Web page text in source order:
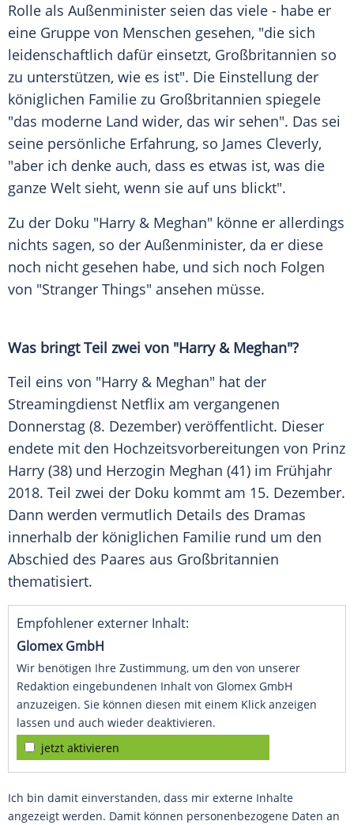
Rolle als Außenminister seien das viele - habe er
eine Gruppe von Menschen gesehen, "die sich
leidenschaftlich dafür einsetzt, Großbritannien so
zu unterstützen, wie es ist". Die Einstellung der
königlichen Familie zu Großbritannien spiegele
"das moderne Land wider, das wir sehen". Das sei
seine persönliche Erfahrung, so James Cleverly,
"aber ich denke auch, dass es etwas ist, was die
ganze Welt sieht, wenn sie auf uns blickt".
Zu der Doku "Harry & Meghan" könne er allerdings
nichts sagen, so der Außenminister, da er diese
noch nicht gesehen habe, und sich noch Folgen
von "Stranger Things" ansehen müsse.
Was bringt Teil zwei von "Harry & Meghan"?
Teil eins von "Harry & Meghan" hat der
Streamingdienst Netflix am vergangenen
Donnerstag (8. Dezember) veröffentlicht. Dieser
endete mit den Hochzeitsvorbereitungen von Prinz
Harry (38) und Herzogin Meghan (41) im Frühjahr
2018. Teil zwei der Doku kommt am 15. Dezember.
Dann werden vermutlich Details des Dramas
innerhalb der königlichen Familie rund um den
Abschied des Paares aus Großbritannien
thematisiert.
Empfohlener externer Inhalt:
Glomex GmbH
Wir benötigen Ihre Zustimmung, um den von unserer
Redaktion eingebundenen Inhalt von Glomex GmbH
anzuzeigen. Sie können diesen mit einem Klick anzeigen
lassen und auch wieder deaktivieren.
jetzt aktivieren
Ich bin damit einverstanden, dass mir externe Inhalte
angezeigt werden. Damit können personenbezogene Daten an